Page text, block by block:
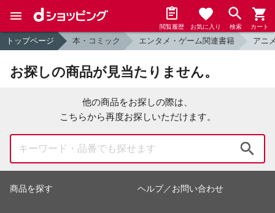
閲覧履歴 お気に入り 検索 カート
トップページ 本・コミック エンタメ・ゲーム関連書籍 アニ
お探しの商品が見当たりません。
他の商品をお探しの際は、
こちらから再度お探しいただけます。
商品を探す ヘルプ／お問い合わせ